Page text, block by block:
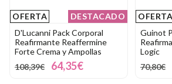
OFERTA
DESTACADO
D'Lucanni Pack Corporal
Reafirmante Reaffermine
Forte Crema y Ampollas
108,39€
64,35€
OFERTA
Guinot
Logic
70,80€